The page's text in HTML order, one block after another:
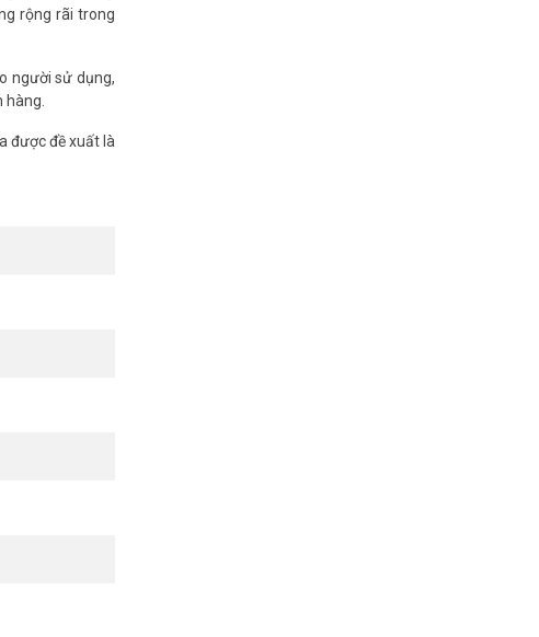
ghi camera
rộng rãi trong
người sử dụng,
được đề xuất là